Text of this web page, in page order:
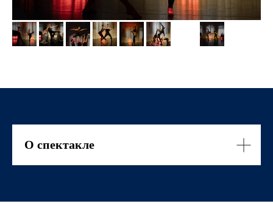
О спектакле